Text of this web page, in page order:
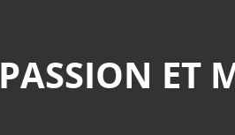
PASSION ET